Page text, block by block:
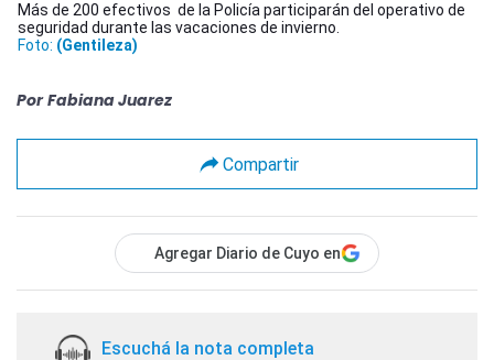
Más de 200 efectivos de la Policía participarán del operativo de
seguridad durante las vacaciones de invierno.
Foto: (Gentileza)
Por Fabiana Juarez
Compartir
Agregar Diario de Cuyo en
Escuchá la nota completa